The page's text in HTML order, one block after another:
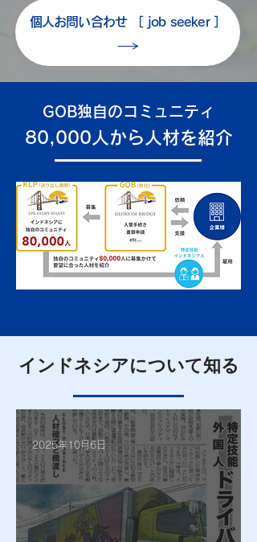
個人お問い合わせ ［ job seeker ］
GOB独自のコミュニティ
80,000人から人材を紹介
インドネシアについて知る
2025年10月6日